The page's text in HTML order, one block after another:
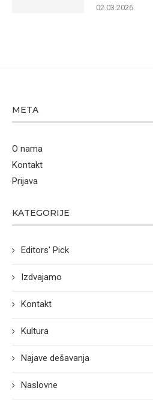
02.03.2026.
META
O nama
Kontakt
Prijava
KATEGORIJE
Editors' Pick
Izdvajamo
Kontakt
Kultura
Najave dešavanja
Naslovne